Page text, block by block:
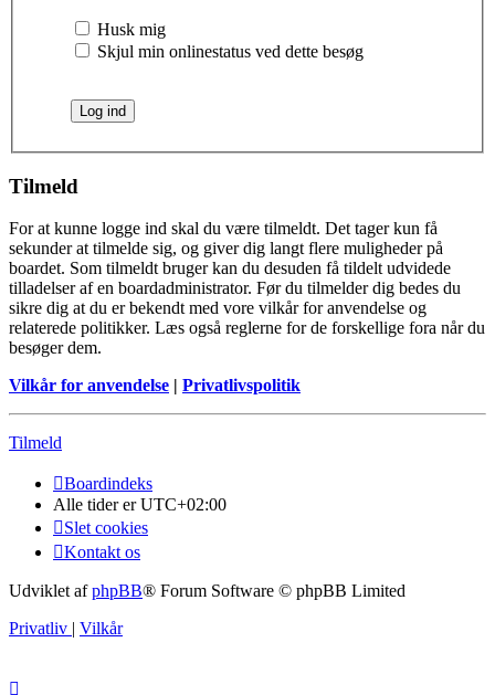
Husk mig
Skjul min onlinestatus ved dette besøg
Tilmeld
For at kunne logge ind skal du være tilmeldt. Det tager kun få
sekunder at tilmelde sig, og giver dig langt flere muligheder på
boardet. Som tilmeldt bruger kan du desuden få tildelt udvidede
tilladelser af en boardadministrator. Før du tilmelder dig bedes du
sikre dig at du er bekendt med vore vilkår for anvendelse og
relaterede politikker. Læs også reglerne for de forskellige fora når du
besøger dem.
Vilkår for anvendelse | Privatlivspolitik
Tilmeld
Boardindeks
Alle tider erUTC+02:00
Slet cookies
Kontakt os
Udviklet afphpBB® Forum Software © phpBB Limited
Privatliv | Vilkår